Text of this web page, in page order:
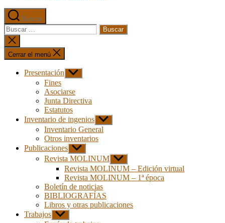
Buscar
Buscar:
Cerrar
la
búsqueda
Cerrar el menú
Presentación Mostrar
el
Fines
Asociarse
Junta Directiva
Estatutos
Inventario de ingenios Mostrar
el
submenú
Inventario General
Otros inventarios
Publicaciones Mostrar
el
submenú
Revista MOLINUM Mostrar
el
submenú
Revista MOLINUM – Edición virtual
Revista MOLINUM – 1ª época
Boletín de noticias
BIBLIOGRAFÍAS
Libros y otras publicaciones
Trabajos Mostrar